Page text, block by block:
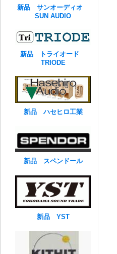
新品 サンオーディオ
SUN AUDIO
新品 トライオード
TRIODE
新品 ハセヒロ工業
新品 スペンドール
新品 YST